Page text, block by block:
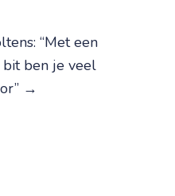
“Met een
bit ben je veel
→